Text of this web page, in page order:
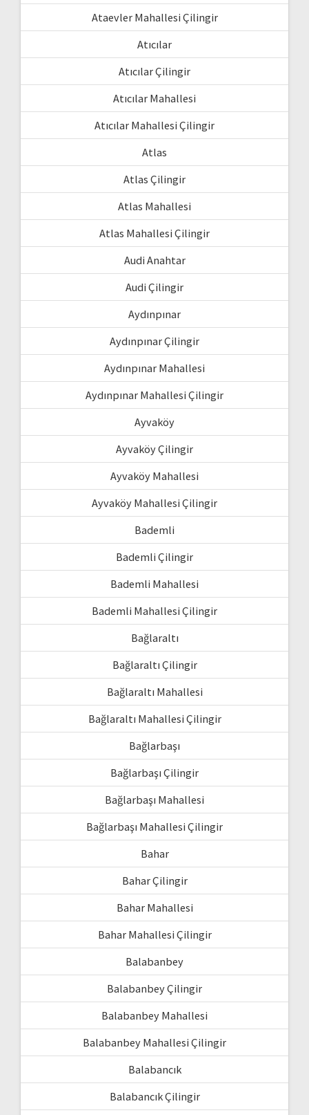
Ataevler Mahallesi Çilingir
Atıcılar
Atıcılar Çilingir
Atıcılar Mahallesi
Atıcılar Mahallesi Çilingir
Atlas
Atlas Çilingir
Atlas Mahallesi
Atlas Mahallesi Çilingir
Audi Anahtar
Audi Çilingir
Aydınpınar
Aydınpınar Çilingir
Aydınpınar Mahallesi
Aydınpınar Mahallesi Çilingir
Ayvaköy
Ayvaköy Çilingir
Ayvaköy Mahallesi
Ayvaköy Mahallesi Çilingir
Bademli
Bademli Çilingir
Bademli Mahallesi
Bademli Mahallesi Çilingir
Bağlaraltı
Bağlaraltı Çilingir
Bağlaraltı Mahallesi
Bağlaraltı Mahallesi Çilingir
Bağlarbaşı
Bağlarbaşı Çilingir
Bağlarbaşı Mahallesi
Bağlarbaşı Mahallesi Çilingir
Bahar
Bahar Çilingir
Bahar Mahallesi
Bahar Mahallesi Çilingir
Balabanbey
Balabanbey Çilingir
Balabanbey Mahallesi
Balabanbey Mahallesi Çilingir
Balabancık
Balabancık Çilingir